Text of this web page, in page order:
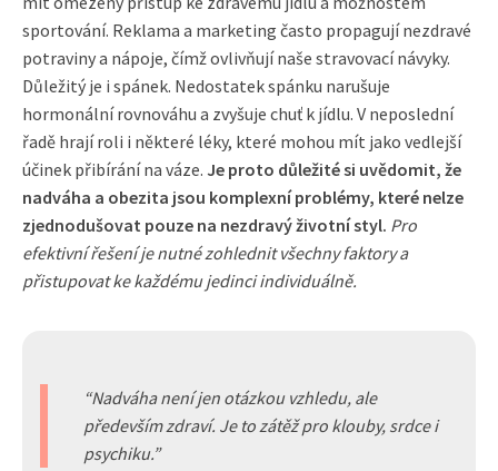
sportování. Reklama a marketing často propagují nezdravé
potraviny a nápoje, čímž ovlivňují naše stravovací návyky.
Důležitý je i spánek. Nedostatek spánku narušuje
hormonální rovnováhu a zvyšuje chuť k jídlu. V neposlední
řadě hrají roli i některé léky, které mohou mít jako vedlejší
účinek přibírání na váze. Je proto důležité si uvědomit, že
nadváha a obezita jsou komplexní problémy, které nelze
zjednodušovat pouze na nezdravý životní styl. Pro
efektivní řešení je nutné zohlednit všechny faktory a
přistupovat ke každému jedinci individuálně.
Nadváha není jen otázkou vzhledu, ale
především zdraví. Je to zátěž pro klouby, srdce i
psychiku.